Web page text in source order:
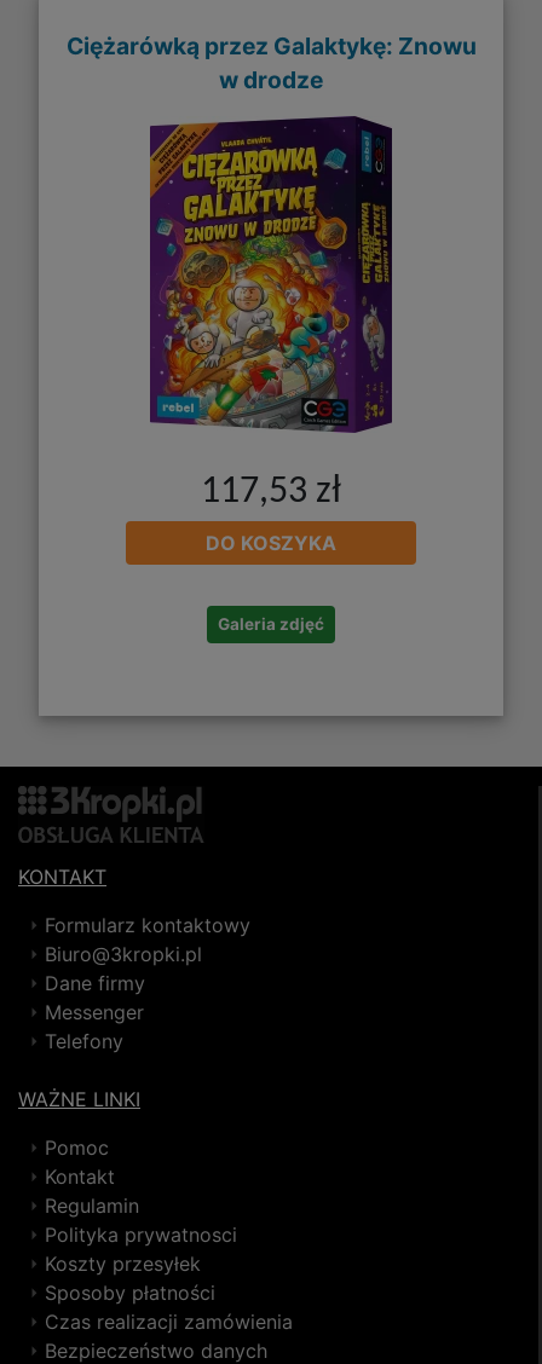
Ciężarówką przez Galaktykę: Znowu
w drodze
117,53 zł
DO KOSZYKA
Galeria zdjęć
KONTAKT
Formularz kontaktowy
Biuro@3kropki.pl
Dane firmy
Messenger
Telefony
WAŻNE LINKI
Pomoc
Kontakt
Regulamin
Polityka prywatnosci
Koszty przesyłek
Sposoby płatności
Czas realizacji zamówienia
Bezpieczeństwo danych